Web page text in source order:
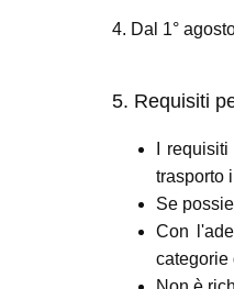
4. Dal 1°
5. Requisiti
I
trasporto
Se
Con
categorie